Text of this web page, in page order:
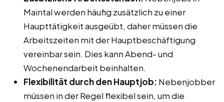
Maintal werden häufig zusätzlich zu einer
Haupttätigkeit ausgeübt, daher müssen die
Arbeitszeiten mit der Hauptbeschäftigung
vereinbar sein. Dies kann Abend- und
Wochenendarbeit beinhalten.
Flexibilität durch den Hauptjob: Nebenjobber
müssen in der Regel flexibel sein, um die